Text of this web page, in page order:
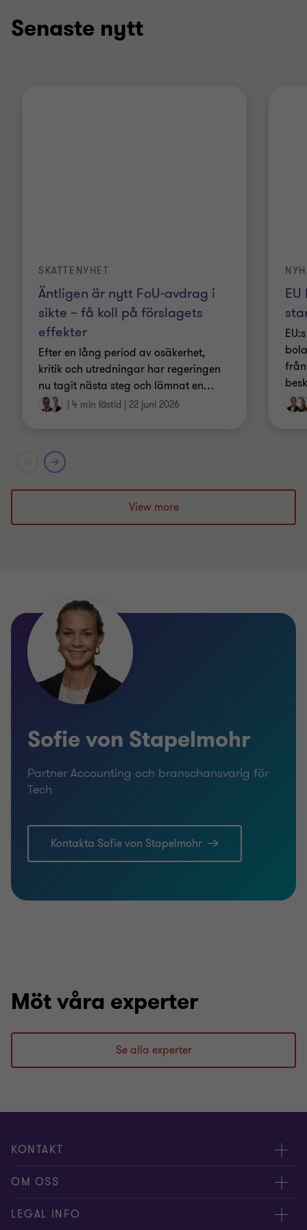
Senaste nytt
Äntligen är nytt FoU-avdrag i
sikte – få koll på förslagets
effekter
SKATTENYHET
Efter en lång period av osäkerhet,
kritik och utredningar har regeringen
nu tagit nästa steg och lämnat en…
4 min lästid 22 juni 2026
View more
Sofie von Stapelmohr
Partner Accounting och branschansvarig för
Tech
Kontakta Sofie von Stapelmohr
Möt våra experter
Se alla experter
KONTAKT
Kontakta oss
Våra experter
OM OSS
Om Grant Thornton
LEGAL INFO